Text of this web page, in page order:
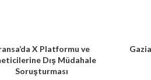
X Platformu ve
Dış Müdahale
Soruşturması